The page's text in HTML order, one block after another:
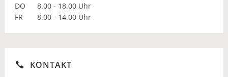
DO
8.00 - 18.00 Uhr
FR
8.00 - 14.00 Uhr
KONTAKT